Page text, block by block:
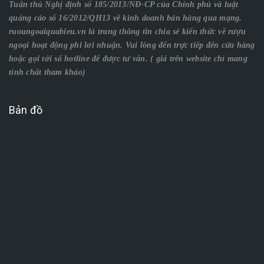
Tuân thủ Nghị định số 185/2013/NĐ-CP của Chính phủ và luật
quảng cáo số 16/2012/QH13 về kinh doanh bán hàng qua mạng.
ruoungoaiquabieu.vn là trang thông tin chia sẻ kiến thức về rượu
ngoại hoạt động phi lơi nhuận. Vui lòng đến trực tiếp đến cửa hàng
hoặc gọi tới số hotline để được tư vấn. ( giá trên website chỉ mang
tính chất tham khảo)
Bản đồ